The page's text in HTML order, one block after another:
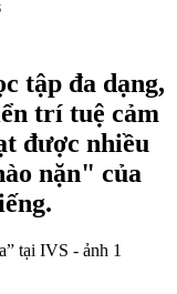
tập đa dạng,
trí tuệ cảm
được nhiều
nặn" của